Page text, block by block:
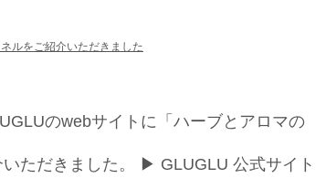
ルをご紹介いただきました
のwebサイトに「ハーブとアロマの
ただきました。 ▶︎ GLUGLU 公式サイト